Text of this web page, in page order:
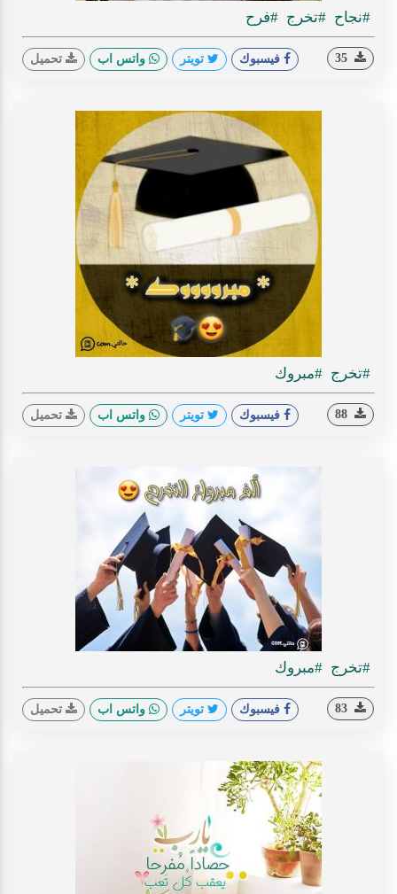
#نجاح #تخرج #فرح
فيسبوك تويتر واتس اب تحميل
#تخرج #مبروك
فيسبوك تويتر واتس اب تحميل
#تخرج #مبروك
فيسبوك تويتر واتس اب تحميل